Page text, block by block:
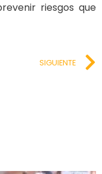
riesgos que
SIGUIENTE